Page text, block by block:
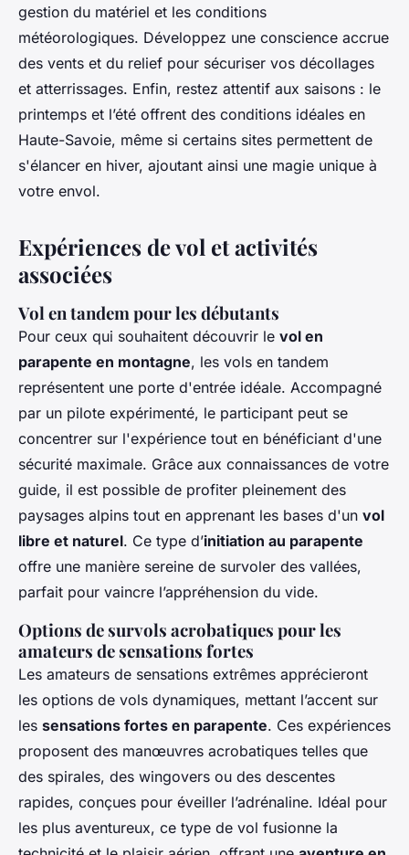
gestion du matériel et les conditions
météorologiques. Développez une conscience accrue
des vents et du relief pour sécuriser vos décollages
et atterrissages. Enfin, restez attentif aux saisons : le
printemps et l’été offrent des conditions idéales en
Haute-Savoie, même si certains sites permettent de
s'élancer en hiver, ajoutant ainsi une magie unique à
votre envol.
Expériences de vol et activités
associées
Vol en tandem pour les débutants
Pour ceux qui souhaitent découvrir le vol en
parapente en montagne, les vols en tandem
représentent une porte d'entrée idéale. Accompagné
par un pilote expérimenté, le participant peut se
concentrer sur l'expérience tout en bénéficiant d'une
sécurité maximale. Grâce aux connaissances de votre
guide, il est possible de profiter pleinement des
paysages alpins tout en apprenant les bases d'un vol
libre et naturel. Ce type d’initiation au parapente
offre une manière sereine de survoler des vallées,
parfait pour vaincre l’appréhension du vide.
Options de survols acrobatiques pour les
amateurs de sensations fortes
Les amateurs de sensations extrêmes apprécieront
les options de vols dynamiques, mettant l’accent sur
les sensations fortes en parapente. Ces expériences
proposent des manœuvres acrobatiques telles que
des spirales, des wingovers ou des descentes
rapides, conçues pour éveiller l’adrénaline. Idéal pour
les plus aventureux, ce type de vol fusionne la